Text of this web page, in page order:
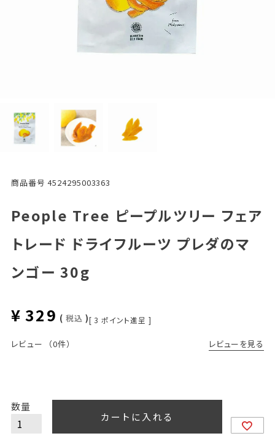
商品番号 4524295003363
People Tree ピープルツリー フェア
トレード ドライフルーツ プレダのマ
ンゴー 30g
¥ 329 税込 [ 3 ポイント進呈 ]
レビュー （0件） レビューを見る
カートに入れる